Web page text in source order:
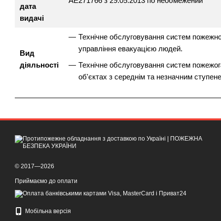
дата
видачі
Вид
діяльності
Технічне обслуговування систем
управління евакуацією людей.
Технічне обслуговування систем
об'єктах з середнім та незначним
© 2017—2026
Приймаємо до оплати
Мобільна версія